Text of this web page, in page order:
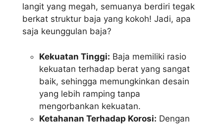
langit yang megah, semuanya berdiri tegak
berkat struktur baja yang kokoh! Jadi, apa
saja keunggulan baja?
Kekuatan Tinggi: Baja memiliki rasio
kekuatan terhadap berat yang sangat
baik, sehingga memungkinkan desain
yang lebih ramping tanpa
mengorbankan kekuatan.
Ketahanan Terhadap Korosi: Dengan